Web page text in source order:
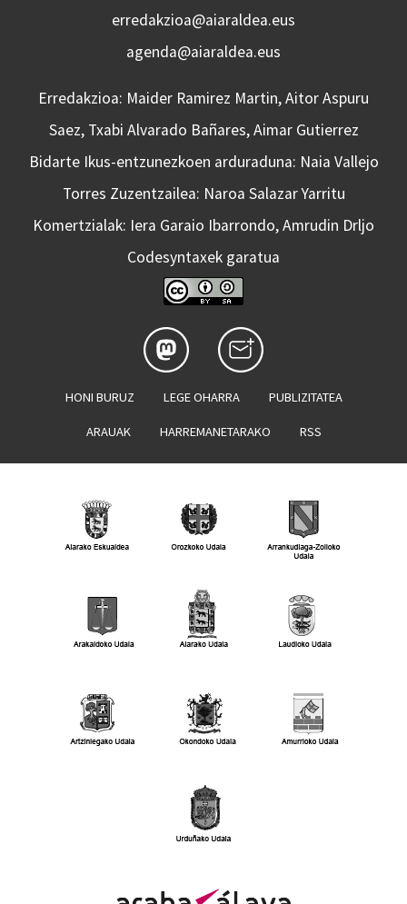
erredakzioa@aiaraldea.eus
agenda@aiaraldea.eus
Erredakzioa: Maider Ramirez Martin, Aitor Aspuru
Saez, Txabi Alvarado Bañares, Aimar Gutierrez
Bidarte Ikus-entzunezkoen arduraduna: Naia Vallejo
Torres Zuzentzailea: Naroa Salazar Yarritu
Komertzialak: Iera Garaio Ibarrondo, Amrudin Drljo
Codesyntaxek garatua
HONI BURUZ LEGE OHARRA PUBLIZITATEA
ARAUAK HARREMANETARAKO RSS